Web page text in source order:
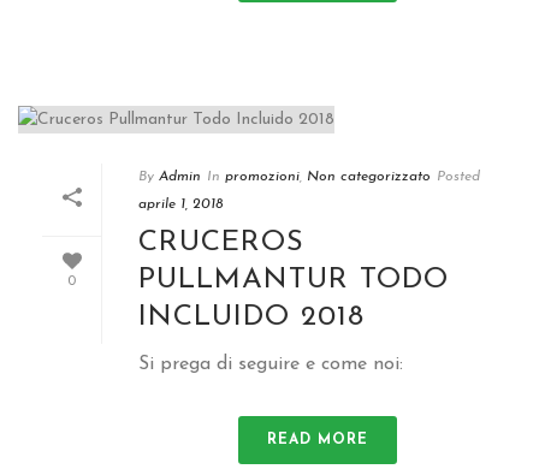
0
By Admin In promozioni Non categorizzato Posted
aprile 1, 2018
CRUCEROS
PULLMANTUR TODO
INCLUIDO 2018
Si prega di seguire e come noi:
READ MORE